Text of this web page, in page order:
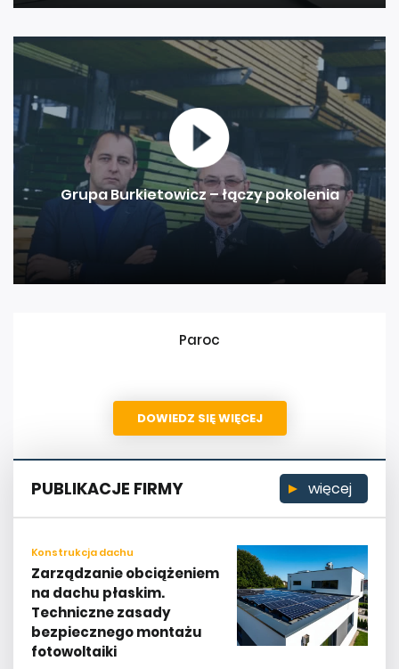
Grupa Burkietowicz – łączy pokolenia
Paroc
DOWIEDZ SIĘ WIĘCEJ
PUBLIKACJE FIRMY więcej
Konstrukcja dachu
Zarządzanie obciążeniem
na dachu płaskim.
Techniczne zasady
bezpiecznego montażu
fotowoltaiki